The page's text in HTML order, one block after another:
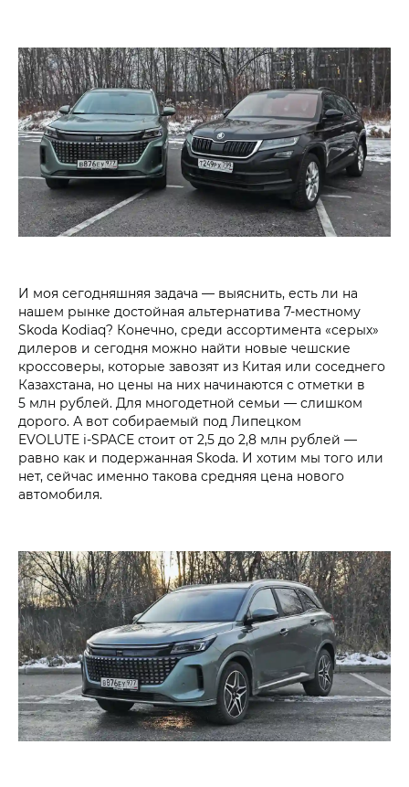
И моя сегодняшняя задача — выяснить, есть ли на
нашем рынке достойная альтернатива 7‑местному
Skoda Kodiaq? Конечно, среди ассортимента «серых»
дилеров и сегодня можно найти новые чешские
кроссоверы, которые завозят из Китая или соседнего
Казахстана, но цены на них начинаются с отметки в
5 млн рублей. Для многодетной семьи — слишком
дорого. А вот собираемый под Липецком
EVOLUTE i‑SPACE стоит от 2,5 до 2,8 млн рублей —
равно как и подержанная Skoda. И хотим мы того или
нет, сейчас именно такова средняя цена нового
автомобиля.